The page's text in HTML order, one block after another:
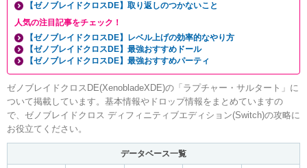
【ゼノブレイドクロスDE】取り返しのつかないこと
人気の注目記事をチェック！
【ゼノブレイドクロスDE】レベル上げの効率的なやり方
【ゼノブレイドクロスDE】最強おすすめドール
【ゼノブレイドクロスDE】最強おすすめパーティ
ゼノブレイドクロスDE(XenobladeXDE)の「ラプチャー・サルタート」に
ついて掲載しています。基本情報やドロップ情報をまとめていますの
で、ゼノブレイドクロス ディフィニティブエディション(Switch)の攻略に
お役立てください。
データベース一覧